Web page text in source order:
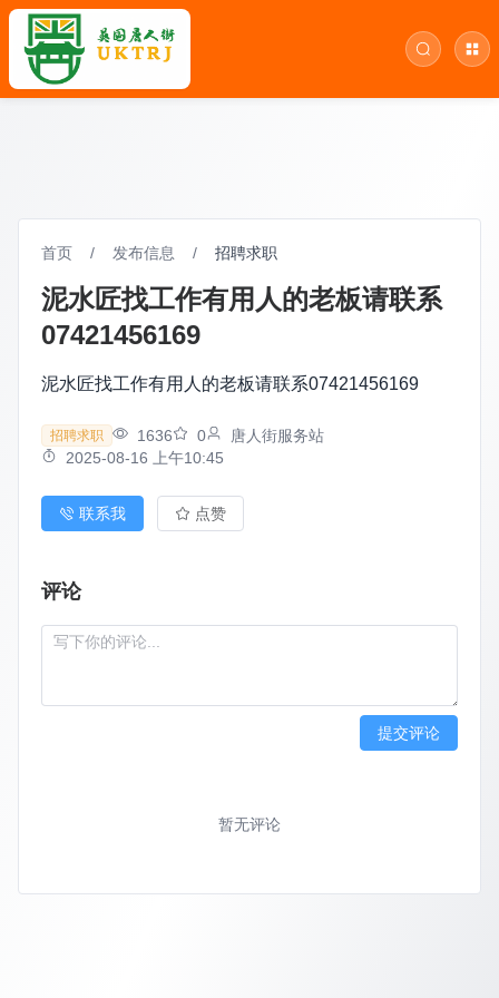
首页 / 发布信息 / 招聘求职
泥水匠找工作有用人的老板请联系
07421456169
泥水匠找工作有用人的老板请联系07421456169
招聘求职 1636 0
唐人街服务站
2025-08-16 上午10:45
联系我 点赞
评论
提交评论
暂无评论